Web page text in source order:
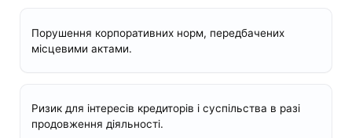
Порушення корпоративних норм, передбачених
місцевими актами.
Ризик для інтересів кредиторів і суспільства в разі
продовження діяльності.